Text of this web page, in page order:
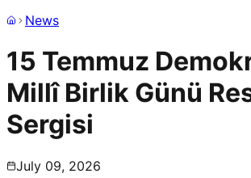
News
15 Temmuz
Millî Birlik Günü
Sergisi
July 09, 2026